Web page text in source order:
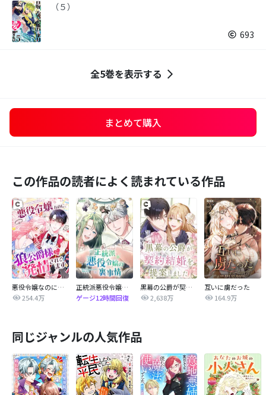
（５）
693
全5巻を表示する
まとめて購入
この作品の読者によく読まれている作品
悪役令嬢なのに、狼公爵様に発情されてます
254.4万
正統派悪役令嬢の裏事情
ゲージ12時間回復
黒幕の公爵が契約結婚を提案しました
2,638万
互いに虜だった
164.9万
同じジャンルの人気作品